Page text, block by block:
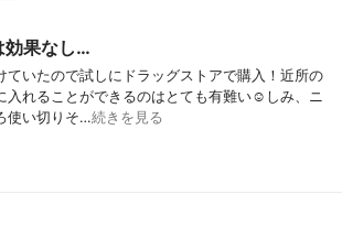
効果なし…
ていたので試しにドラッグストアで購入！近所の
入れることができるのはとても有難い☺️しみ、ニ
使い切りそ…続きを見る